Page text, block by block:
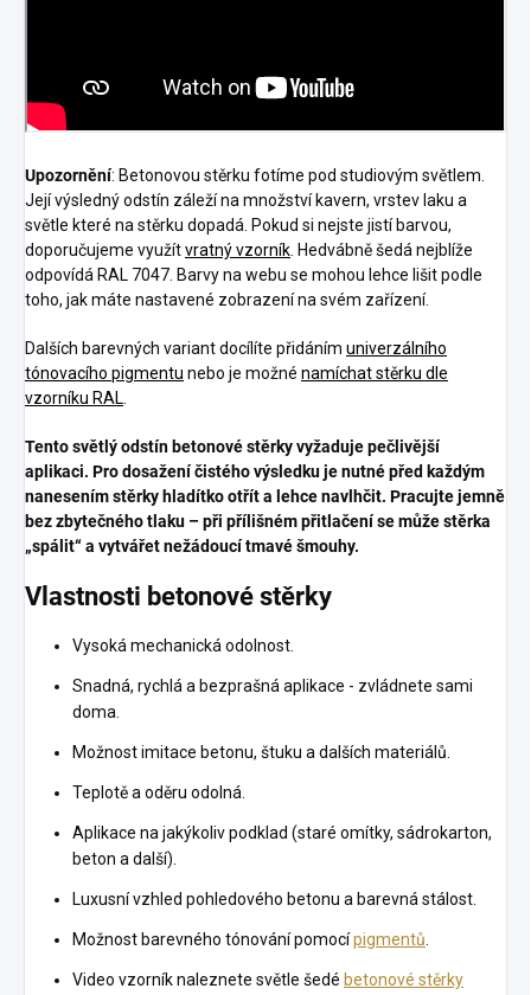
Upozornění: Betonovou stěrku fotíme pod studiovým světlem.
Její výsledný odstín záleží na množství kavern, vrstev laku a
světle které na stěrku dopadá. Pokud si nejste jistí barvou,
doporučujeme využítvratný vzorník . Hedvábně šedá nejblíže
odpovídá RAL 7047. Barvy na webu se mohou lehce lišit podle
toho, jak máte nastavené zobrazení na svém zařízení.
Dalších barevných variant docílíte přidáním univerzálního
tónovacího pigmentu nebo je možné namíchat stěrku dle
vzorníku RAL
Tento světlý odstín betonové stěrky vyžaduje pečlivější
aplikaci. Pro dosažení čistého výsledku je nutné před každým
nanesením stěrky hladítko otřít a lehce navlhčit. Pracujte jemně
bez zbytečného tlaku – při přílišném přitlačení se může stěrka
„spálit“ a vytvářet nežádoucí tmavé šmouhy.
Vlastnosti betonové stěrky
Vysoká mechanická odolnost.
Snadná, rychlá a bezprašná aplikace - zvládnete sami
doma.
Možnost imitace betonu, štuku a dalších materiálů.
Teplotě a oděru odolná.
Aplikace na jakýkoliv podklad (staré omítky, sádrokarton,
beton a další).
Luxusní vzhled pohledového betonu a barevná stálost.
Možnost barevného tónování pomocípigmentů
Video vzorník naleznete světle šedé betonové stěrky